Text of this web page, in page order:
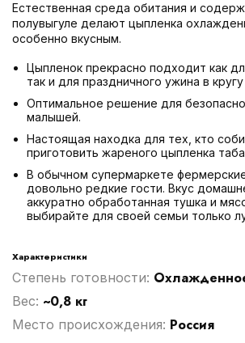
Естественная среда обитания и
полувыгуле делают цыпленка
особенно вкусным.
Цыпленок прекрасно подходит как
так и для праздничного ужина в
Оптимальное решение для
малышей.
Настоящая находка для тех, кто
приготовить жареного цыпленка
В обычном супермаркете
довольно редкие гости. Вкус
аккуратно обработанная тушка и
выбирайте для своей семьи только
Характеристики
Степень готовности:
Вес: ~0,8 кг
Место происхождения: Россия